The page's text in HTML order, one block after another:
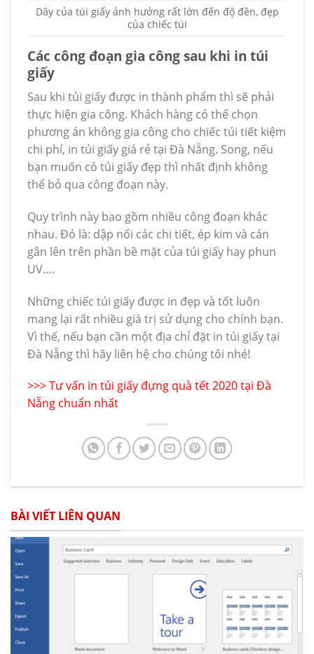
Dây của túi giấy ảnh hưởng rất lớn đến độ đền, đẹp
của chiếc túi
Các công đoạn gia công sau khi in túi
giấy
Sau khi túi giấy được in thành phẩm thì sẽ phải
thực hiện gia công. Khách hàng có thể chọn
phương án không gia công cho chiếc túi tiết kiệm
chi phí, in túi giấy giá rẻ tại Đà Nẵng. Song, nếu
bạn muốn có túi giấy đẹp thì nhất định không
thể bỏ qua công đoạn này.
Quy trình này bao gồm nhiều công đoạn khác
nhau. Đó là: dập nổi các chi tiết, ép kim và cán
gân lên trên phần bề mặt của túi giấy hay phun
UV….
Những chiếc túi giấy được in đẹp và tốt luôn
mang lại rất nhiều giá trị sử dụng cho chính bạn.
Vì thế, nếu bạn cần một địa chỉ đặt in túi giấy tại
Đà Nẵng thì hãy liên hệ cho chúng tôi nhé!
>>>Tư vấn in túi giấy đựng quà tết 2020 tại Đà
Nẵng chuẩn nhất
BÀI VIẾT LIÊN QUAN